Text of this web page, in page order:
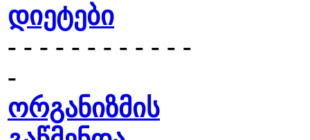
დიეტები
- - - - - - - - - - - -
-
ორგანიზმის